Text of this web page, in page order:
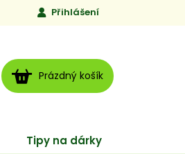
Jen to, čemu věříme
Přihlášení
NÁKUPNÍ
KOŠÍK
Prázdný košík
Tipy na dárky